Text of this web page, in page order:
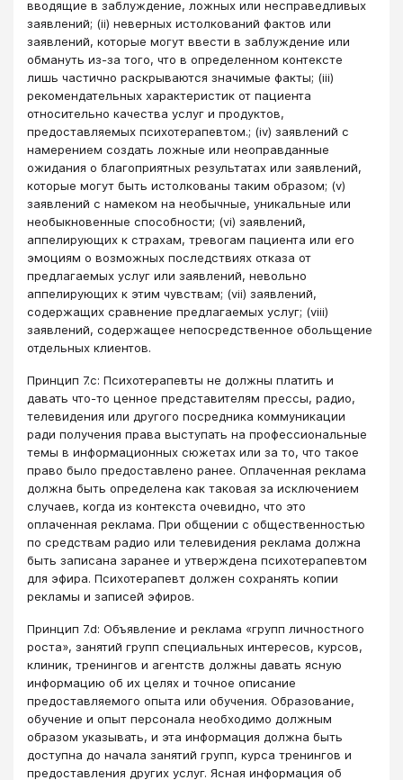
вводящие в заблуждение, ложных или несправедливых
заявлений; (ii) неверных истолкований фактов или
заявлений, которые могут ввести в заблуждение или
обмануть из-за того, что в определенном контексте
лишь частично раскрываются значимые факты; (iii)
рекомендательных характеристик от пациента
относительно качества услуг и продуктов,
предоставляемых психотерапевтом.; (iv) заявлений с
намерением создать ложные или неоправданные
ожидания о благоприятных результатах или заявлений,
которые могут быть истолкованы таким образом; (v)
заявлений с намеком на необычные, уникальные или
необыкновенные способности; (vi) заявлений,
аппелирующих к страхам, тревогам пациента или его
эмоциям о возможных последствиях отказа от
предлагаемых услуг или заявлений, невольно
аппелирующих к этим чувствам; (vii) заявлений,
содержащих сравнение предлагаемых услуг; (viii)
заявлений, содержащее непосредственное обольщение
отдельных клиентов.
Принцип 7.c: Психотерапевты не должны платить и
давать что-то ценное представителям прессы, радио,
телевидения или другого посредника коммуникации
ради получения права выступать на профессиональные
темы в информационных сюжетах или за то, что такое
право было предоставлено ранее. Оплаченная реклама
должна быть определена как таковая за исключением
случаев, когда из контекста очевидно, что это
оплаченная реклама. При общении с общественностью
по средствам радио или телевидения реклама должна
быть записана заранее и утверждена психотерапевтом
для эфира. Психотерапевт должен сохранять копии
рекламы и записей эфиров.
Принцип 7.d: Объявление и реклама «групп личностного
роста», занятий групп специальных интересов, курсов,
клиник, тренингов и агентств должны давать ясную
информацию об их целях и точное описание
предоставляемого опыта или обучения. Образование,
обучение и опыт персонала необходимо должным
образом указывать, и эта информация должна быть
доступна до начала занятий групп, курса тренингов и
предоставления других услуг. Ясная информация об